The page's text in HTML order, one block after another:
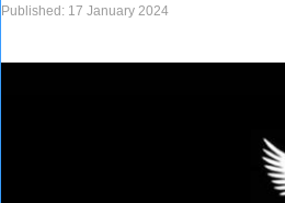
Published: 17 January 2024